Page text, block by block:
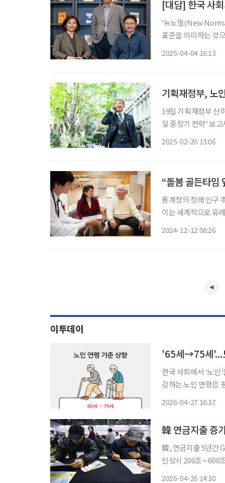
[대담] 한국 사
‘뉴노멀(New
표준을 의미하는 것
2025-04-04 16:13
기획재정부, 노
19일 기획재정부 산
및 중장기 전략’ 보
2025-02-20 13:06
“돌봄 골든타임
통계청의 장래 인구
이는 세계적으로 유
2024-12-12 08:26
이투데이
'65세→75세'...
한국 사회에서 ‘노인
감하는 노인 연령은
2026-04-27 16:37
韓 연금지출 증
韓, 연금지출 5년간
인상시 200조∼600조 줄어" 한국의 연금 지출 규모가 2030년까
2026-04-26 14:30